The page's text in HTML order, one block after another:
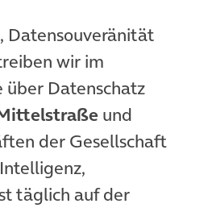
Datensouveränität
wir im
Datenschatz
und
der Gesellschaft
täglich auf der